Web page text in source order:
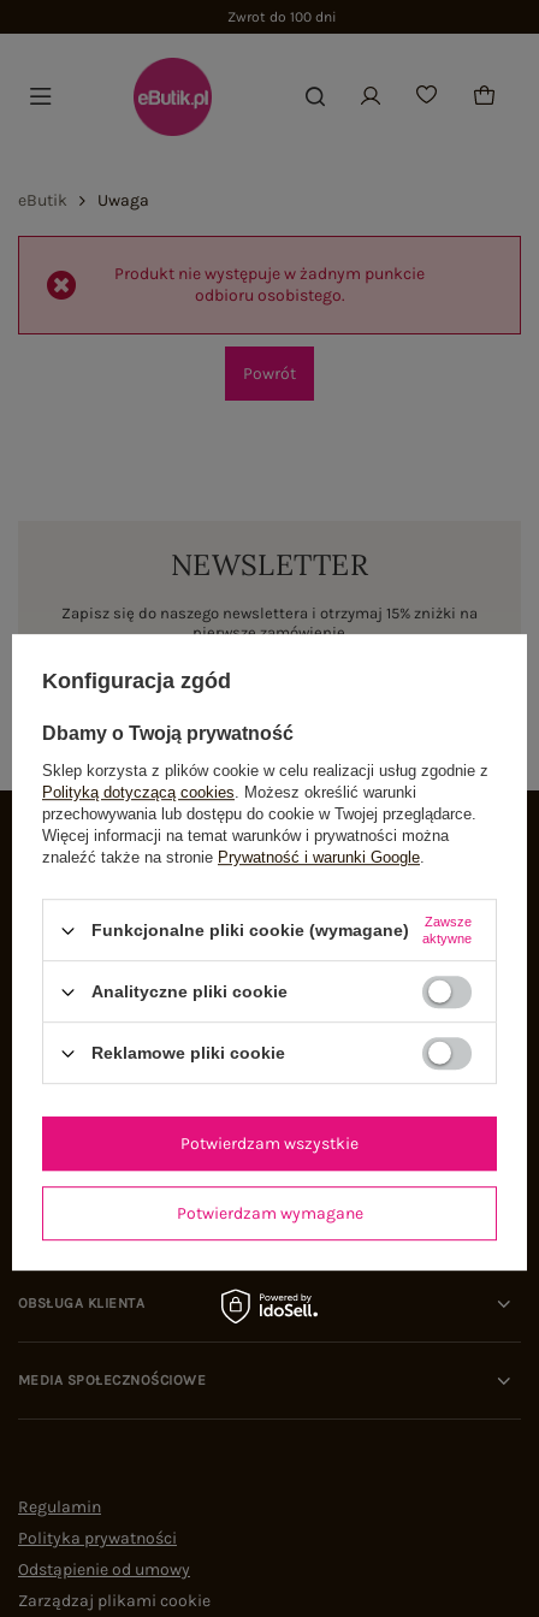
Zwrot do 100 dni
eButik Uwaga
Produkt nie występuje w żadnym punkcie
odbioru osobistego.
Powrót
NEWSLETTER
Zapisz się do naszego newslettera i otrzymaj 15% zniżki na
pierwsze zamówienie
INFORMACJE O BUTIK
Listy zakupowe
Lista zakupionych produktów
Historia transakcji
OBSŁUGA KLIENTA
MEDIA SPOŁECZNOŚCIOWE
Regulamin
Polityka prywatności
Odstąpienie od umowy
Zarządzaj plikami cookie
Konfiguracja zgód
Dbamy o Twoją prywatność
Sklep korzysta z plików cookie w celu realizacji usług zgodnie z
Polityką dotyczącą cookies. Możesz określić warunki
przechowywania lub dostępu do cookie w Twojej przeglądarce.
Więcej informacji na temat warunków i prywatności można
znaleźć także na stronie Prywatność i warunki Google.
Funkcjonalne pliki cookie (wymagane)
Zawsze
aktywne
Analityczne pliki cookie
Reklamowe pliki cookie
Potwierdzam wymagane
Potwierdzam wszystkie